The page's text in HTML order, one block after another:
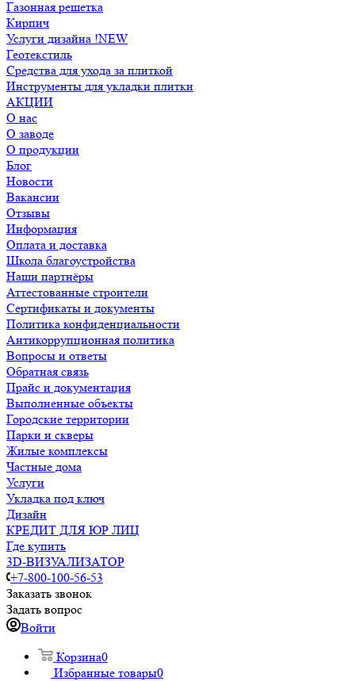
Газонная решетка
Кирпич
Услуги дизайна !NEW
Геотекстиль
Средства для ухода за плиткой
Инструменты для укладки плитки
АКЦИИ
О нас
О заводе
О продукции
Блог
Новости
Вакансии
Отзывы
Информация
Оплата и доставка
Школа благоустройства
Наши партнёры
Аттестованные строители
Сертификаты и документы
Политика конфиденциальности
Антикоррупционная политика
Вопросы и ответы
Обратная связь
Прайс и документация
Выполненные объекты
Городские территории
Парки и скверы
Жилые комплексы
Частные дома
Услуги
Укладка под ключ
Дизайн
КРЕДИТ ДЛЯ ЮР ЛИЦ
Где купить
3D-ВИЗУАЛИЗАТОР
+7-800-100-56-53
Заказать звонок
Задать вопрос
Войти
Корзина0
Избранные товары0